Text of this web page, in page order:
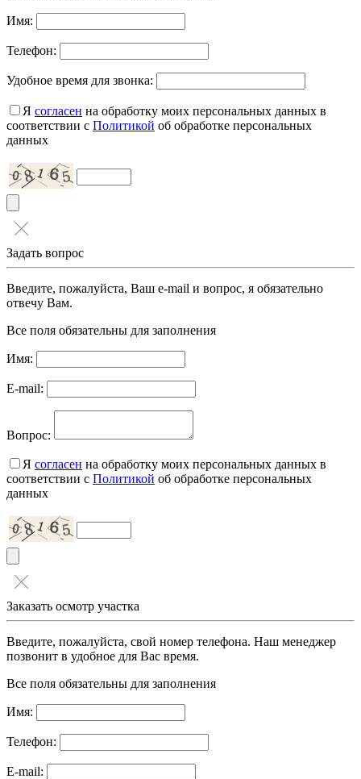
Имя:
Телефон:
Удобное время для звонка:
Я согласен на обработку моих персональных данных в
соответствии с Политикой об обработке персональных
данных
Задать вопрос
Введите, пожалуйста, Ваш e-mail и вопрос, я обязательно
отвечу Вам.
Все поля обязательны для заполнения
Имя:
E-mail:
Вопрос:
Я согласен на обработку моих персональных данных в
соответствии с Политикой об обработке персональных
данных
Заказать осмотр участка
Введите, пожалуйста, свой номер телефона. Наш менеджер
позвонит в удобное для Вас время.
Все поля обязательны для заполнения
Имя:
Телефон:
E-mail: